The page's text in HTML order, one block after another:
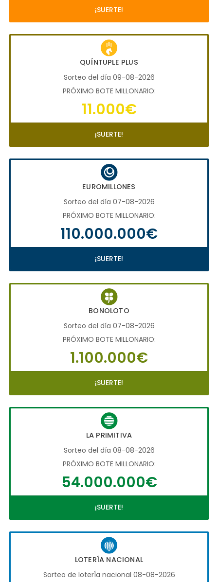
¡SUERTE!
QUÍNTUPLE PLUS
Sorteo del día 09-08-2026
PRÓXIMO BOTE MILLONARIO:
11.000€
¡SUERTE!
EUROMILLONES
Sorteo del día 07-08-2026
PRÓXIMO BOTE MILLONARIO:
110.000.000€
¡SUERTE!
BONOLOTO
Sorteo del día 07-08-2026
PRÓXIMO BOTE MILLONARIO:
1.100.000€
¡SUERTE!
LA PRIMITIVA
Sorteo del día 08-08-2026
PRÓXIMO BOTE MILLONARIO:
54.000.000€
¡SUERTE!
LOTERÍA NACIONAL
Sorteo de loterÍa nacional 08-08-2026